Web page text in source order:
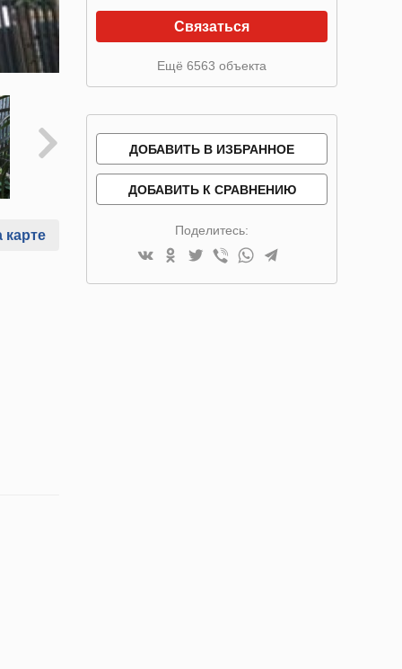
карте
Связаться
Ещё 6563 объекта
ДОБАВИТЬ В ИЗБРАННОЕ
ДОБАВИТЬ К СРАВНЕНИЮ
Поделитесь: